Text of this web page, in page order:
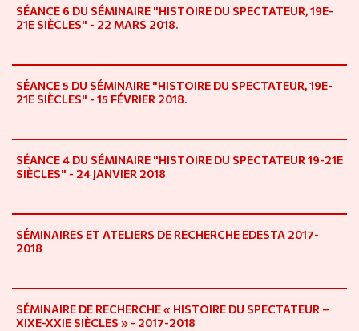
SÉANCE 6 DU SÉMINAIRE "HISTOIRE DU SPECTATEUR, 19E-
21E SIÈCLES" - 22 MARS 2018.
SÉANCE 5 DU SÉMINAIRE "HISTOIRE DU SPECTATEUR, 19E-
21E SIÈCLES" - 15 FÉVRIER 2018.
SÉANCE 4 DU SÉMINAIRE "HISTOIRE DU SPECTATEUR 19-21E
SIÈCLES" - 24 JANVIER 2018
SÉMINAIRES ET ATELIERS DE RECHERCHE EDESTA 2017-
2018
SÉMINAIRE DE RECHERCHE « HISTOIRE DU SPECTATEUR –
XIXE-XXIE SIÈCLES » - 2017-2018